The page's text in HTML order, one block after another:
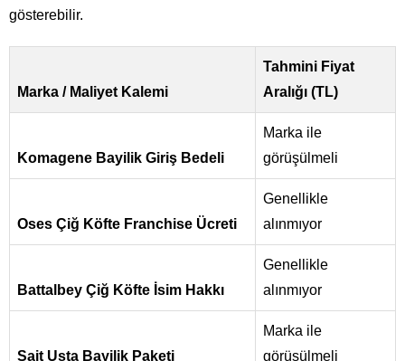
gösterebilir.
Marka / Maliyet Kalemi
Tahmini Fiyat
Aralığı (TL)
Komagene Bayilik Giriş Bedeli
Marka ile
görüşülmeli
Oses Çiğ Köfte Franchise Ücreti
Genellikle
alınmıyor
Battalbey Çiğ Köfte İsim Hakkı
Genellikle
alınmıyor
Sait Usta Bayilik Paketi
Marka ile
görüşülmeli